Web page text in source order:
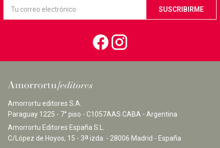
Amorrortu editores S.A.
Paraguay 1225 - 7° piso - C1057AAS CABA - Argentina
Amorrortu Editores España S.L.
C/López de Hoyos, 15 - 3a izda. - 28006 Madrid - España